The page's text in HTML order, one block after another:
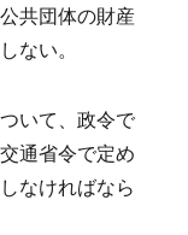
共団体の財産
ない。
いて、政令で
通省令で定め
なければなら